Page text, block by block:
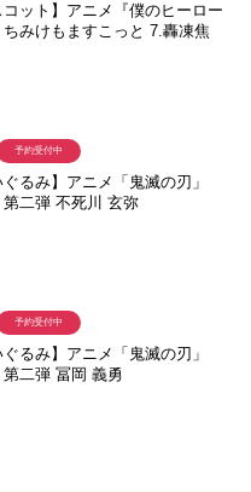
コット】アニメ『僕のヒーロー
みけもますこっと 7.轟凍焦
ぐるみ】アニメ「鬼滅の刃」
二弾 不死川 玄弥
予約受付中
ぐるみ】アニメ「鬼滅の刃」
二弾 冨岡 義勇
予約受付中